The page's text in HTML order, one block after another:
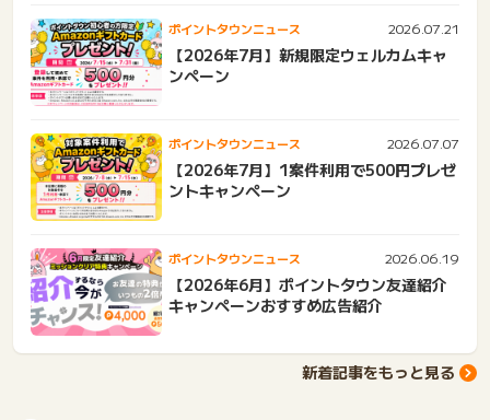
ポイントタウンニュース 2026.07.21
【2026年7月】新規限定ウェルカムキャ
ンペーン
ポイントタウンニュース 2026.07.07
【2026年7月】1案件利用で500円プレゼ
ントキャンペーン
ポイントタウンニュース 2026.06.19
【2026年6月】ポイントタウン友達紹介
キャンペーンおすすめ広告紹介
新着記事をもっと見る